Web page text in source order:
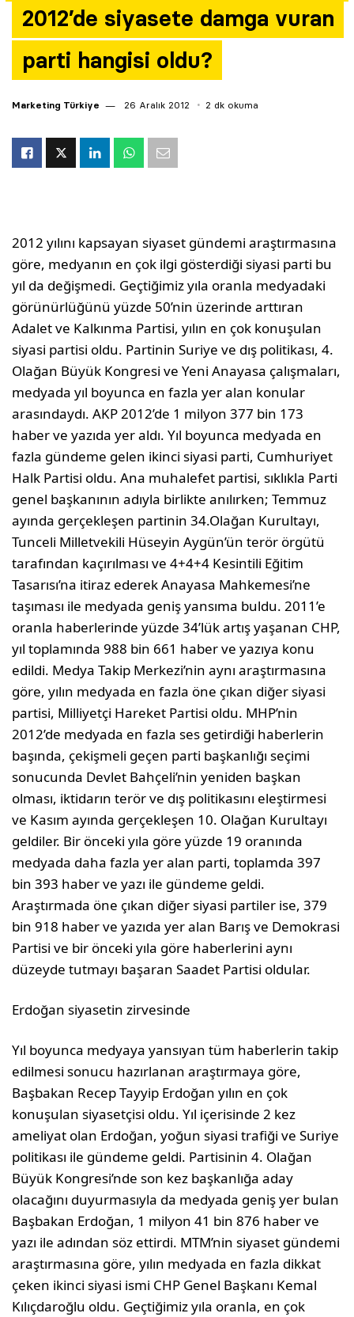
2012’de siyasete damga vuran
parti hangisi oldu?
Marketing Türkiye 26 Aralık 2012 2 dk okuma
2012 yılını kapsayan siyaset gündemi araştırmasına
göre, medyanın en çok ilgi gösterdiği siyasi parti bu
yıl da değişmedi. Geçtiğimiz yıla oranla medyadaki
görünürlüğünü yüzde 50’nin üzerinde arttıran
Adalet ve Kalkınma Partisi, yılın en çok konuşulan
siyasi partisi oldu. Partinin Suriye ve dış politikası, 4.
Olağan Büyük Kongresi ve Yeni Anayasa çalışmaları,
medyada yıl boyunca en fazla yer alan konular
arasındaydı. AKP 2012’de 1 milyon 377 bin 173
haber ve yazıda yer aldı. Yıl boyunca medyada en
fazla gündeme gelen ikinci siyasi parti, Cumhuriyet
Halk Partisi oldu. Ana muhalefet partisi, sıklıkla Parti
genel başkanının adıyla birlikte anılırken; Temmuz
ayında gerçekleşen partinin 34.Olağan Kurultayı,
Tunceli Milletvekili Hüseyin Aygün’ün terör örgütü
tarafından kaçırılması ve 4+4+4 Kesintili Eğitim
Tasarısı’na itiraz ederek Anayasa Mahkemesi’ne
taşıması ile medyada geniş yansıma buldu. 2011’e
oranla haberlerinde yüzde 34’lük artış yaşanan CHP,
yıl toplamında 988 bin 661 haber ve yazıya konu
edildi. Medya Takip Merkezi’nin aynı araştırmasına
göre, yılın medyada en fazla öne çıkan diğer siyasi
partisi, Milliyetçi Hareket Partisi oldu. MHP’nin
2012’de medyada en fazla ses getirdiği haberlerin
başında, çekişmeli geçen parti başkanlığı seçimi
sonucunda Devlet Bahçeli’nin yeniden başkan
olması, iktidarın terör ve dış politikasını eleştirmesi
ve Kasım ayında gerçekleşen 10. Olağan Kurultayı
geldiler. Bir önceki yıla göre yüzde 19 oranında
medyada daha fazla yer alan parti, toplamda 397
bin 393 haber ve yazı ile gündeme geldi.
Araştırmada öne çıkan diğer siyasi partiler ise, 379
bin 918 haber ve yazıda yer alan Barış ve Demokrasi
Partisi ve bir önceki yıla göre haberlerini aynı
düzeyde tutmayı başaran Saadet Partisi oldular.
Erdoğan siyasetin zirvesinde
Yıl boyunca medyaya yansıyan tüm haberlerin takip
edilmesi sonucu hazırlanan araştırmaya göre,
Başbakan Recep Tayyip Erdoğan yılın en çok
konuşulan siyasetçisi oldu. Yıl içerisinde 2 kez
ameliyat olan Erdoğan, yoğun siyasi trafiği ve Suriye
politikası ile gündeme geldi. Partisinin 4. Olağan
Büyük Kongresi’nde son kez başkanlığa aday
olacağını duyurmasıyla da medyada geniş yer bulan
Başbakan Erdoğan, 1 milyon 41 bin 876 haber ve
yazı ile adından söz ettirdi. MTM’nin siyaset gündemi
araştırmasına göre, yılın medyada en fazla dikkat
çeken ikinci siyasi ismi CHP Genel Başkanı Kemal
Kılıçdaroğlu oldu. Geçtiğimiz yıla oranla, en çok
Yazarlar
Araştırma